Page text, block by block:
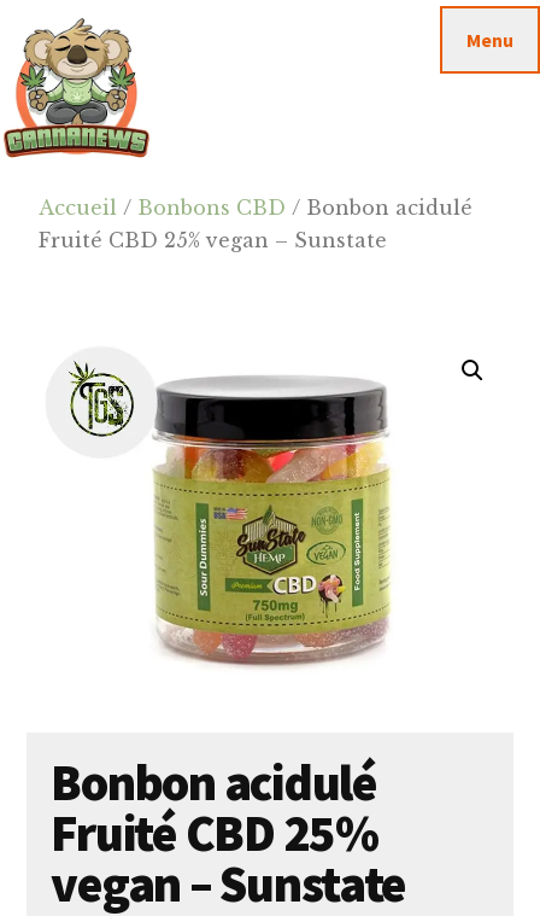
contenu
principal
barre
latérale
principale
footer
Cannanews.fr
Menu
Accueil / Bonbons CBD / Bonbon acidulé
Fruité CBD 25% vegan – Sunstate
Bonbon acidulé
Fruité CBD 25%
vegan – Sunstate